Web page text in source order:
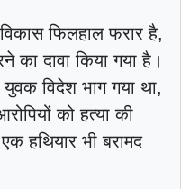
फिलहाल फरार है,
दावा किया गया है।
विदेश भाग गया था,
को हत्या की
हथियार भी बरामद